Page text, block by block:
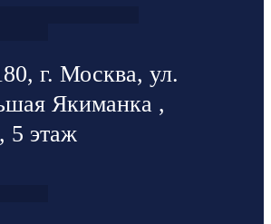
г. Москва, ул.
Якиманка ,
5 этаж